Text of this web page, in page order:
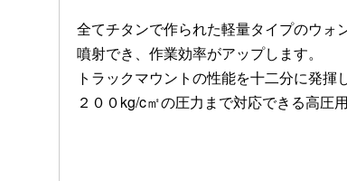
全てチタンで作られた軽量タイプのウォ
噴射でき、作業効率がアップします。
トラックマウントの性能を十二分に発揮
２００kg/c㎡の圧力まで対応できる高圧用